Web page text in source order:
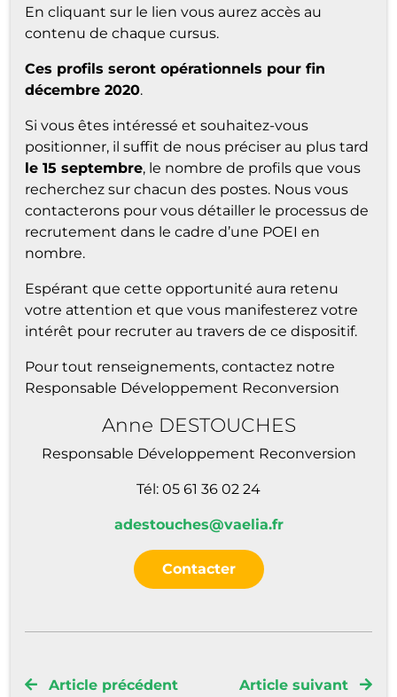
En cliquant sur le lien vous aurez accès au
contenu de chaque cursus.
Ces profils seront opérationnels pour fin
décembre 2020.
Si vous êtes intéressé et souhaitez-vous
positionner, il suffit de nous préciser au plus tard
le 15 septembre, le nombre de profils que vous
recherchez sur chacun des postes. Nous vous
contacterons pour vous détailler le processus de
recrutement dans le cadre d’une POEI en
nombre.
Espérant que cette opportunité aura retenu
votre attention et que vous manifesterez votre
intérêt pour recruter au travers de ce dispositif.
Pour tout renseignements, contactez notre
Responsable Développement Reconversion
Anne DESTOUCHES
Responsable Développement Reconversion
Tél: 05 61 36 02 24
adestouches@vaelia.fr
Contacter
Article précédent Article suivant